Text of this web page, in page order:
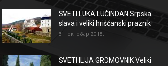
SVETI LUKA LUČINDAN Srpska
slava i veliki hrišćanski praznik
31. октобар 2018.
SVETI ILIJA GROMOVNIK Veliki